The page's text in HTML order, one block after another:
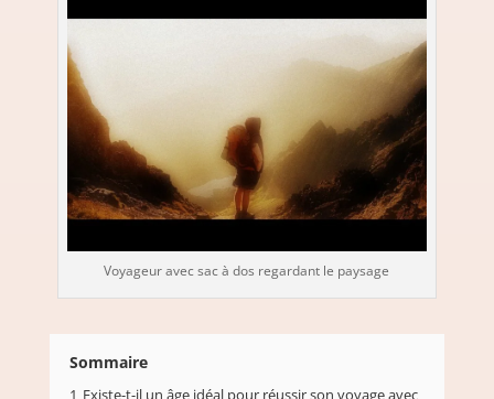
Voyageur avec sac à dos regardant le paysage
Sommaire
1 Existe-t-il un âge idéal pour réussir son voyage avec